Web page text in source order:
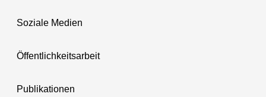
Soziale Medien
Öffentlichkeitsarbeit
Publikationen